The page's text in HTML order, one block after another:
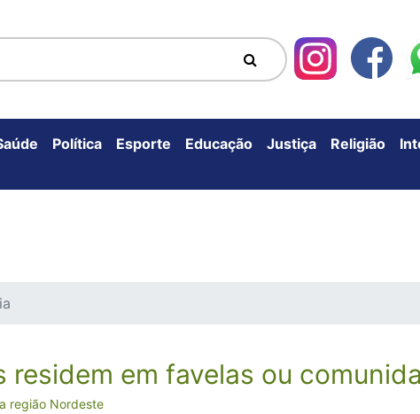
Política Esporte Educação Justiça Religião
residem em favelas ou
região Nordeste